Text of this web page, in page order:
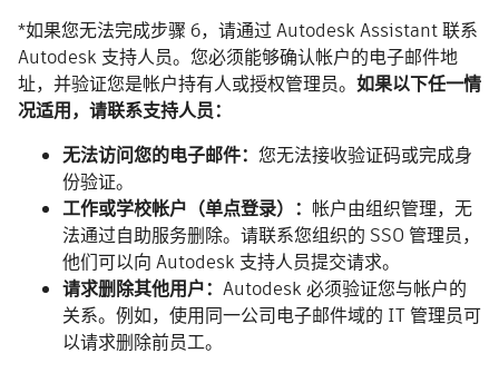
*如果您无法完成步骤 6，请通过 Autodesk Assistant 联系
Autodesk 支持人员。您必须能够确认帐户的电子邮件地
址，并验证您是帐户持有人或授权管理员。 如果以下任一情
况适用，请联系支持人员：
无法访问您的电子邮件： 您无法接收验证码或完成身
份验证。
工作或学校帐户（单点登录）： 帐户由组织管理，无
法通过自助服务删除。请联系您组织的 SSO 管理员，
他们可以向 Autodesk 支持人员提交请求。
请求删除其他用户： Autodesk 必须验证您与帐户的
关系。例如，使用同一公司电子邮件域的 IT 管理员可
以请求删除前员工。